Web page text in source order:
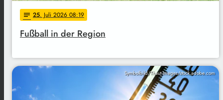
notes 25. Juli 2026 08:19
Fußball in der Region
Symbolbild/Thaut Images/stock.adobe.com